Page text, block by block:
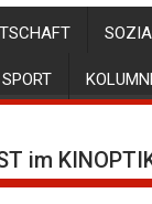
SPORT
im